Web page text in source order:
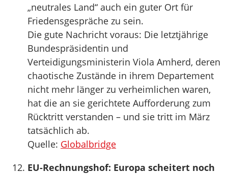
„neutrales Land“ auch ein guter Ort für
Friedensgespräche zu sein.
Die gute Nachricht voraus: Die letztjährige
Bundespräsidentin und
Verteidigungsministerin Viola Amherd, deren
chaotische Zustände in ihrem Departement
nicht mehr länger zu verheimlichen waren,
hat die an sie gerichtete Aufforderung zum
Rücktritt verstanden – und sie tritt im März
tatsächlich ab.
Quelle: Globalbridge
EU-Rechnungshof: Europa scheitert noch